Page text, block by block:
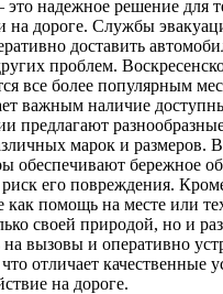
надежное решение для
дороге. Службы
доставить
проблем.
все более популярным
важным наличие
предлагают
марок и размеров.
обеспечивают бережное
его повреждения.
как помощь на месте или
своей природой, но и
на вызовы и оперативно
отличает качественные
на дороге.